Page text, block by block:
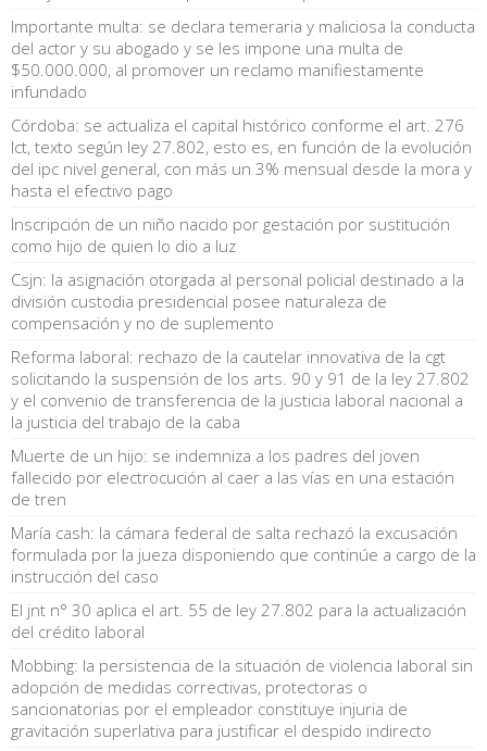
Importante multa: se declara temeraria y maliciosa la conducta
del actor y su abogado y se les impone una multa de
$50.000.000, al promover un reclamo manifiestamente
infundado
Córdoba: se actualiza el capital histórico conforme el art. 276
lct, texto según ley 27.802, esto es, en función de la evolución
del ipc nivel general, con más un 3% mensual desde la mora y
hasta el efectivo pago
Inscripción de un niño nacido por gestación por sustitución
como hijo de quien lo dio a luz
Csjn: la asignación otorgada al personal policial destinado a la
división custodia presidencial posee naturaleza de
compensación y no de suplemento
Reforma laboral: rechazo de la cautelar innovativa de la cgt
solicitando la suspensión de los arts. 90 y 91 de la ley 27.802
y el convenio de transferencia de la justicia laboral nacional a
la justicia del trabajo de la caba
Muerte de un hijo: se indemniza a los padres del joven
fallecido por electrocución al caer a las vías en una estación
de tren
María cash: la cámara federal de salta rechazó la excusación
formulada por la jueza disponiendo que continúe a cargo de la
instrucción del caso
El jnt n° 30 aplica el art. 55 de ley 27.802 para la actualización
del crédito laboral
Mobbing: la persistencia de la situación de violencia laboral sin
adopción de medidas correctivas, protectoras o
sancionatorias por el empleador constituye injuria de
gravitación superlativa para justificar el despido indirecto